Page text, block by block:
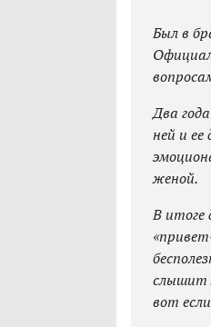
Был в
Два
ней и
женой.
В итоге
слышит
вот